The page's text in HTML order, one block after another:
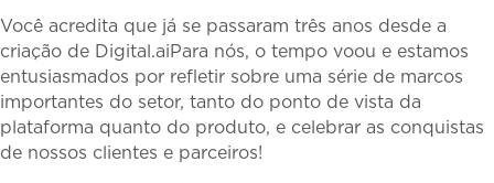
Você acredita que já se passaram três anos desde a
criação de Digital.aiPara nós, o tempo voou e estamos
entusiasmados por refletir sobre uma série de marcos
importantes do setor, tanto do ponto de vista da
plataforma quanto do produto, e celebrar as conquistas
de nossos clientes e parceiros!